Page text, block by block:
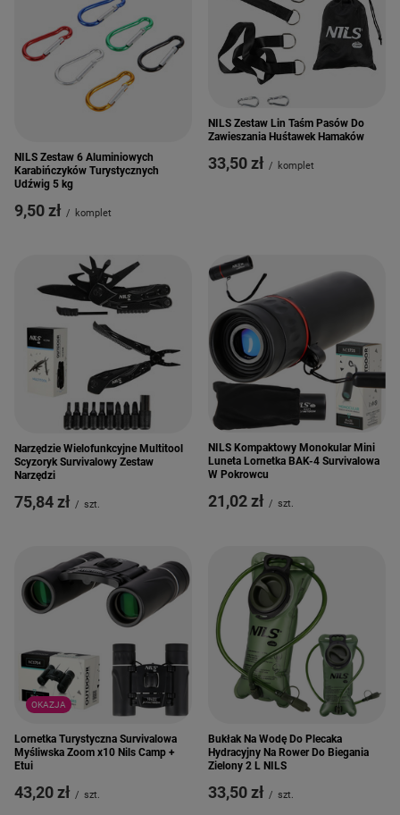
NILS Zestaw 6 Aluminiowych
Karabińczyków Turystycznych
Udźwig 5 kg
9,50 zł / komplet
NILS Zestaw Lin Taśm Pasów Do
Zawieszania Huśtawek Hamaków
33,50 zł / komplet
Narzędzie Wielofunkcyjne Multitool
Scyzoryk Survivalowy Zestaw
Narzędzi
75,84 zł / szt.
NILS Kompaktowy Monokular Mini
Luneta Lornetka BAK-4 Survivalowa
W Pokrowcu
21,02 zł / szt.
OKAZJA
Lornetka Turystyczna Survivalowa
Myśliwska Zoom x10 Nils Camp +
Etui
43,20 zł / szt.
Bukłak Na Wodę Do Plecaka
Hydracyjny Na Rower Do Biegania
Zielony 2 L NILS
33,50 zł / szt.